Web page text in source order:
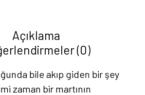
Açıklama
(0)
bile akıp giden bir şey
zaman bir martının